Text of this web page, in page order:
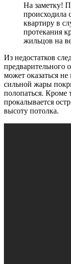
На заметку!
квартиру в
протекания
жильцов на
Из недостатков
предварительного
может оказаться
сильной жары
полопаться. Кроме
прокалывается
высоту потолка.